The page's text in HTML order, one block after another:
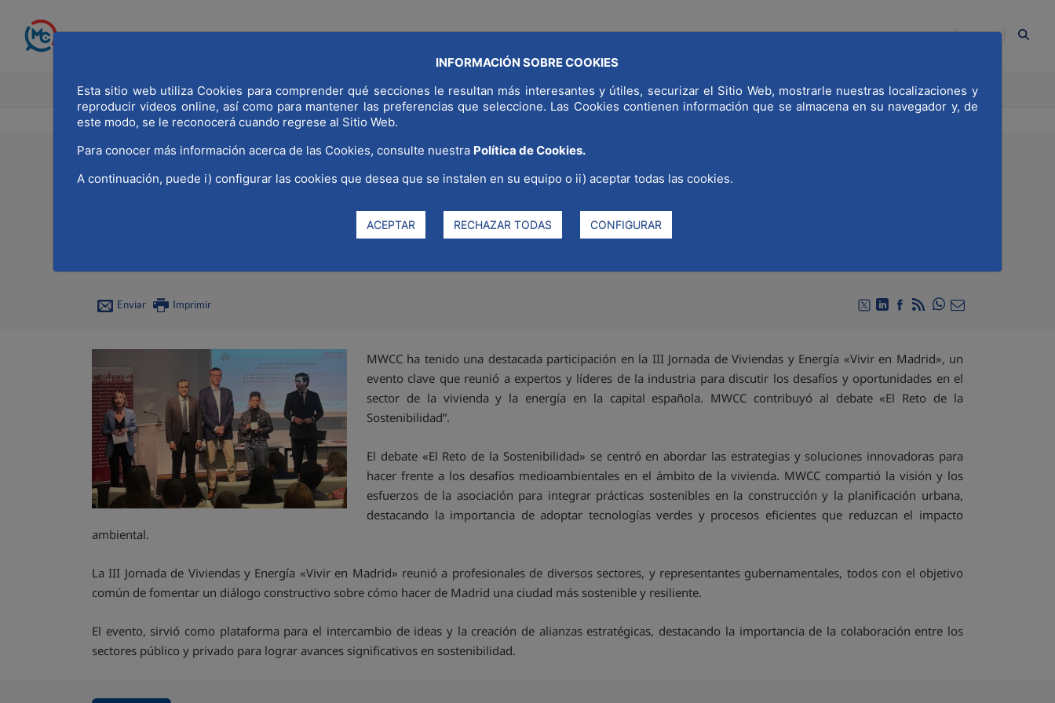
INFORMACIÓN SOBRE COOKIES
Esta sitio web utiliza Cookies para comprender qué secciones le resultan más interesantes y útiles, securizar el Sitio Web, mostrarle nuestras localizaciones y
reproducir videos online, así como para mantener las preferencias que seleccione. Las Cookies contienen información que se almacena en su navegador y, de
este modo, se le reconocerá cuando regrese al Sitio Web.
Para conocer más información acerca de las Cookies, consulte nuestra Política de Cookies.
A continuación, puede i) configurar las cookies que desea que se instalen en su equipo o ii) aceptar todas las cookies.
ACEPTAR RECHAZAR TODAS CONFIGURAR
ES
INICIO MADRID CAPITAL MUNDIAL ¿POR QUÉ MADRID? SECTORES ESTRATÉGICOS COMUNICACIÓN COMPROMETIDOS
Enviar Imprimir Compartir en Twitter
Compartir en Linkedin
Compartir en Facebook
RSSCompartir en
MWCC ha tenido una destacada participación en la III Jornada de Viviendas y Energía «Vivir en Madrid», un
evento clave que reunió a expertos y líderes de la industria para discutir los desafíos y oportunidades en el
sector de la vivienda y la energía en la capital española. MWCC contribuyó al debate «El Reto de la
Sostenibilidad”.
El debate «El Reto de la Sostenibilidad» se centró en abordar las estrategias y soluciones innovadoras para
hacer frente a los desafíos medioambientales en el ámbito de la vivienda. MWCC compartió la visión y los
esfuerzos de la asociación para integrar prácticas sostenibles en la construcción y la planificación urbana,
destacando la importancia de adoptar tecnologías verdes y procesos eficientes que reduzcan el impacto
ambiental.
La III Jornada de Viviendas y Energía «Vivir en Madrid» reunió a profesionales de diversos sectores, y representantes gubernamentales, todos con el objetivo
común de fomentar un diálogo constructivo sobre cómo hacer de Madrid una ciudad más sostenible y resiliente.
El evento, sirvió como plataforma para el intercambio de ideas y la creación de alianzas estratégicas, destacando la importancia de la colaboración entre los
sectores público y privado para lograr avances significativos en sostenibilidad.